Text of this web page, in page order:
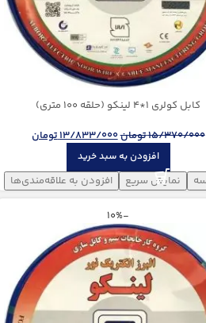
كابل کولری 1*4 لینکو (حلقه 100 متری)
15/370/000تومان13/833/000تومان
افزودن به سبد خرید
نمایش سریع افزودن به علاقه‌مندی‌ها
-10%